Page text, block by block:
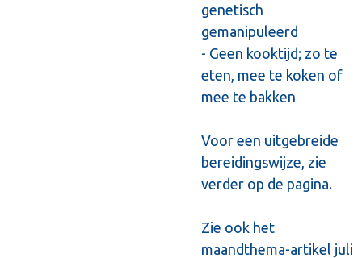
genetisch
gemanipuleerd
- Geen kooktijd; zo te
eten, mee te koken of
mee te bakken
Voor een uitgebreide
bereidingswijze, zie
verder op de pagina.
Zie ook het
maandthema-artikel juli